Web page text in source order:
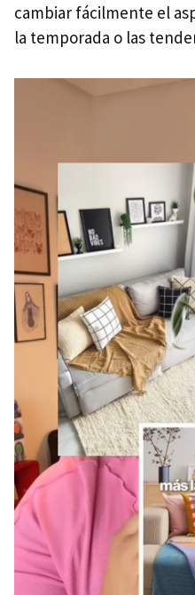
cambiar fácilmente el
la temporada o las